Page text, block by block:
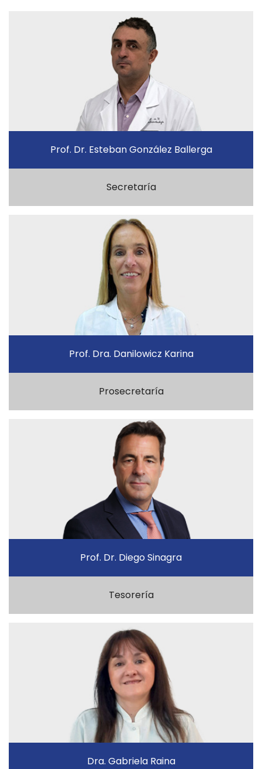
Prof. Dr. Esteban González Ballerga
Secretaría
Prof. Dra. Danilowicz Karina
Prosecretaría
Prof. Dr. Diego Sinagra
Tesorería
Dra. Gabriela Raina